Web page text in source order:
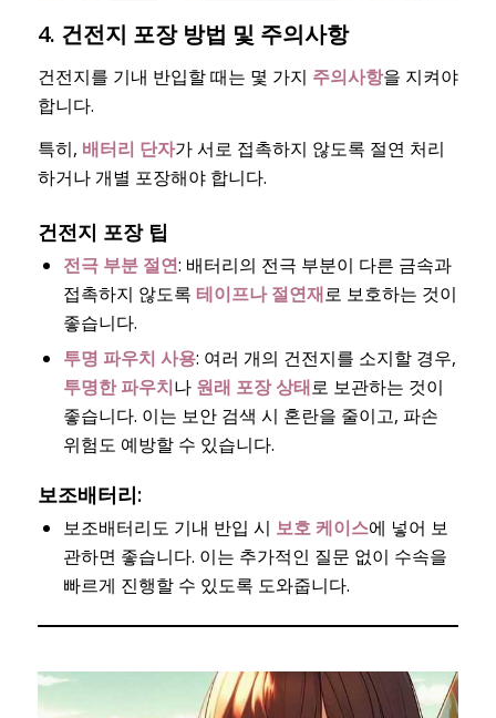
4. 건전지 포장 방법 및 주의사항
건전지를 기내 반입할 때는 몇 가지 주의사항을 지켜야
합니다.
특히, 배터리 단자가 서로 접촉하지 않도록 절연 처리
하거나 개별 포장해야 합니다.
건전지 포장 팁
전극 부분 절연: 배터리의 전극 부분이 다른 금속과
접촉하지 않도록 테이프나 절연재로 보호하는 것이
좋습니다.
투명 파우치 사용: 여러 개의 건전지를 소지할 경우,
투명한 파우치나 원래 포장 상태로 보관하는 것이
좋습니다. 이는 보안 검색 시 혼란을 줄이고, 파손
위험도 예방할 수 있습니다.
보조배터리:
보조배터리도 기내 반입 시 보호 케이스에 넣어 보
관하면 좋습니다. 이는 추가적인 질문 없이 수속을
빠르게 진행할 수 있도록 도와줍니다.